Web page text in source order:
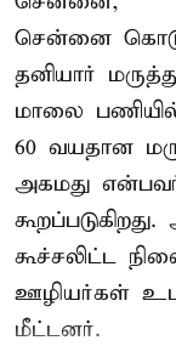
சென்னை
தனியார்
மாலை
60 வயதான
அகமது
கூச்சலிட்ட
ஊழியர்கள்
மீட்டனர்.